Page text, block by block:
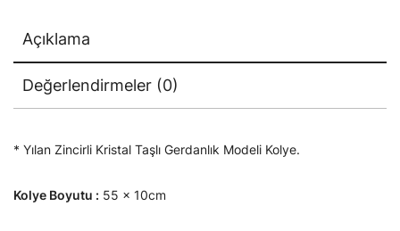
Açıklama
Değerlendirmeler (0)
* Yılan Zincirli Kristal Taşlı Gerdanlık Modeli Kolye.
Kolye Boyutu : 55 x 10cm